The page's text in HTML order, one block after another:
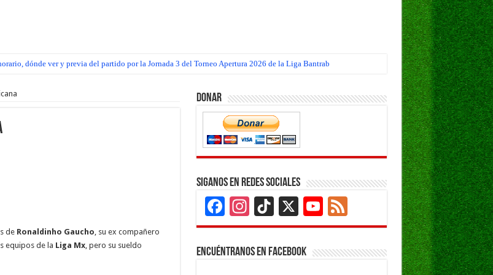
dónde ver y previa del partido por la Jornada 3 del Torneo Apertura 2026 de la Liga Bantrab
deRonaldinho Gaucho, su ex compañero
equipos de la Liga Mx, pero su sueldo
Donar
Siganos en Redes Sociales
Facebook
Instagram
TikTok
X YouTube
Channel
Feed
Encuéntranos en Facebook